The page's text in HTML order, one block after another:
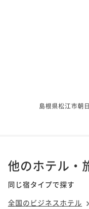
島根県松江市朝
他のホテル・
同じ宿タイプで探す
全国のビジネスホテル